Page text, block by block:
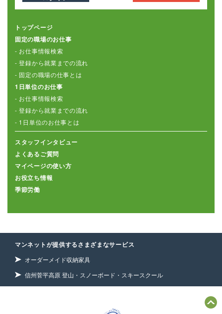
トップページ
固定の職場のお仕事
- お仕事情報検索
- 登録から就業までの流れ
- 固定の職場の仕事とは
1日単位のお仕事
- お仕事情報検索
- 登録から就業までの流れ
- 1日単位のお仕事とは
スタッフインタビュー
よくあるご質問
マイページの使い方
お役立ち情報
季節労働
マンネットが提供するさまざまなサービス
オーダーメイド収納家具
信州菅平高原 登山・スノーボード・スキースクール